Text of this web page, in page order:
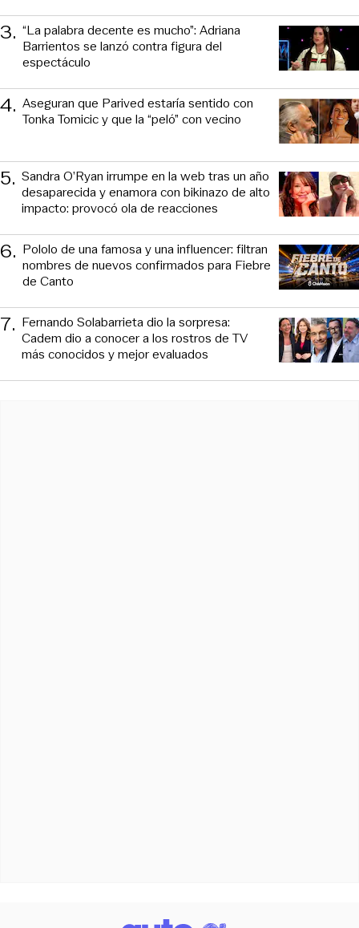
3. “La palabra decente es mucho”: Adriana
Barrientos se lanzó contra figura del
espectáculo
4. Aseguran que Parived estaría sentido con
Tonka Tomicic y que la “peló” con vecino
5. Sandra O’Ryan irrumpe en la web tras un año
desaparecida y enamora con bikinazo de alto
impacto: provocó ola de reacciones
6. Pololo de una famosa y una influencer: filtran
nombres de nuevos confirmados para Fiebre
de Canto
7. Fernando Solabarrieta dio la sorpresa:
Cadem dio a conocer a los rostros de TV
más conocidos y mejor evaluados